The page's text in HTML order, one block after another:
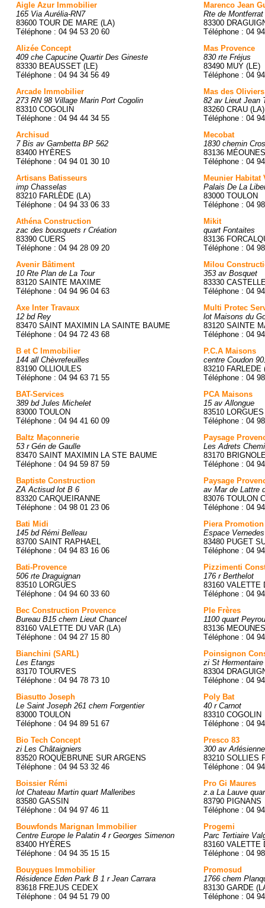
Aigle Azur Immobilier
165 Via Aurélia-RN7
83600 TOUR DE MARE (LA)
Téléphone : 04 94 53 20 60
Alizée Concept
409 che Capucine Quartir Des Gineste
83330 BEAUSSET (LE)
Téléphone : 04 94 34 56 49
Arcade Immobilier
273 RN 98 Village Marin Port Cogolin
83310 COGOLIN
Téléphone : 04 94 44 34 55
Archisud
7 Bis av Gambetta BP 562
83400 HYÈRES
Téléphone : 04 94 01 30 10
Artisans Batisseurs
imp Chasselas
83210 FARLÈDE (LA)
Téléphone : 04 94 33 06 33
Athéna Construction
zac des bousquets r Création
83390 CUERS
Téléphone : 04 94 28 09 20
Avenir Bâtiment
10 Rte Plan de La Tour
83120 SAINTE MAXIME
Téléphone : 04 94 96 04 63
Axe Inter Travaux
12 bd Rey
83470 SAINT MAXIMIN LA SAINTE BAUME
Téléphone : 04 94 72 43 68
B et C Immobilier
144 all Chèvrefeuilles
83190 OLLIOULES
Téléphone : 04 94 63 71 55
BAT-Services
389 bd Jules Michelet
83000 TOULON
Téléphone : 04 94 41 60 09
Baltz Maçonnerie
53 r Gén de Gaulle
83470 SAINT MAXIMIN LA STE BAUME
Téléphone : 04 94 59 87 59
Baptiste Construction
ZA Actisud lot B 6
83320 CARQUEIRANNE
Téléphone : 04 98 01 23 06
Bati Midi
145 bd Rémi Belleau
83700 SAINT RAPHAEL
Téléphone : 04 94 83 16 06
Bati-Provence
506 rte Draguignan
83510 LORGUES
Téléphone : 04 94 60 33 60
Bec Construction Provence
Bureau B15 chem Lieut Chancel
83160 VALETTE DU VAR (LA)
Téléphone : 04 94 27 15 80
Bianchini (SARL)
Les Etangs
83170 TOURVES
Téléphone : 04 94 78 73 10
Biasutto Joseph
Le Saint Joseph 261 chem Forgentier
83000 TOULON
Téléphone : 04 94 89 51 67
Bio Tech Concept
zi Les Châtaigniers
83520 ROQUEBRUNE SUR ARGENS
Téléphone : 04 94 53 32 46
Boissier Rémi
lot Chateau Martin quart Malleribes
83580 GASSIN
Téléphone : 04 94 97 46 11
Bouwfonds Marignan Immobilier
Centre Europe le Palatin 4 r Georges Simenon
83400 HYÈRES
Téléphone : 04 94 35 15 15
Bouygues Immobilier
Résidence Eden Park B 1 r Jean Carrara
83618 FREJUS CEDEX
Téléphone : 04 94 51 79 00
Marenco Jean
Rte de
83300
Téléphone : 04
Mas Provence
830 rte Fréjus
83490 MUY (LE)
Téléphone : 04
Mas des Oliviers
82 av Lieut Jean
83260 CRAU (LA)
Téléphone : 04
Mecobat
1830 chemin
83136
Téléphone : 04
Meunier Habitat
Palais De La
83000 TOULON
Téléphone : 04
Mikit
quart Fontaites
83136
Téléphone : 04
Milou
353 av Bosquet
83330
Téléphone : 04
Multi Protec
lot Maisons du
83120 SAINTE
Téléphone : 04
P.C.A Maisons
centre Coudon
83210 FARLEDE
Téléphone : 04
PCA Maisons
15 av Allongue
83510 LORGUES
Téléphone : 04
Paysage
Les Adrets
83170
Téléphone : 04
Paysage
av Mar de Lattre
83076 TOULON
Téléphone : 04
Piera Promotion
Espace
83480 PUGET
Téléphone : 04
Pizzimenti
176 r Berthelot
83160 VALETTE
Téléphone : 04
Ple Frères
1100 quart
83136
Téléphone : 04
Poinsignon
zi St
83304
Téléphone : 04
Poly Bat
40 r Carnot
83310 COGOLIN
Téléphone : 04
Presco 83
300 av Arlésienne
83210 SOLLIES
Téléphone : 04
Pro Gi Maures
z.a La Lauve
83790 PIGNANS
Téléphone : 04
Progemi
Parc Tertiaire
83160 VALETTE
Téléphone : 04
Promosud
1766 chem
83130 GARDE
Téléphone : 04